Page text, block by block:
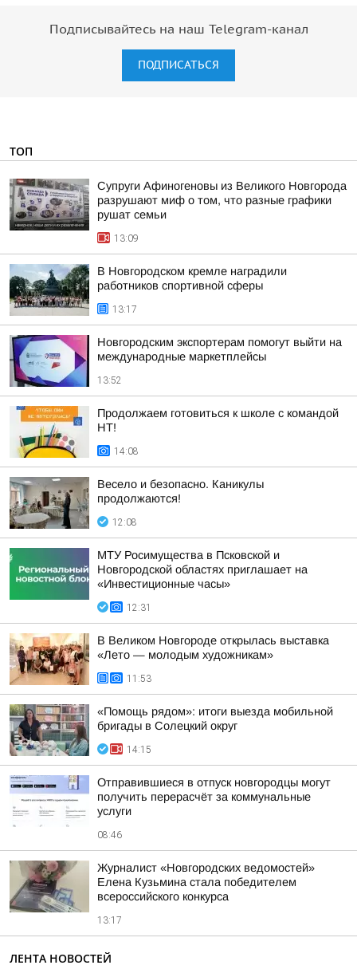
Подписывайтесь на наш Telegram-канал
ПОДПИСАТЬСЯ
ТОП
Супруги Афиногеновы из Великого Новгорода
разрушают миф о том, что разные графики
рушат семьи
13:09
В Новгородском кремле наградили
работников спортивной сферы
13:17
Новгородским экспортерам помогут выйти на
международные маркетплейсы
13:52
Продолжаем готовиться к школе с командой
НТ!
14:08
Весело и безопасно. Каникулы
продолжаются!
12:08
МТУ Росимущества в Псковской и
Новгородской областях приглашает на
«Инвестиционные часы»
12:31
В Великом Новгороде открылась выставка
«Лето — молодым художникам»
11:53
«Помощь рядом»: итоги выезда мобильной
бригады в Солецкий округ
14:15
Отправившиеся в отпуск новгородцы могут
получить перерасчёт за коммунальные
услуги
08:46
Журналист «Новгородских ведомостей»
Елена Кузьмина стала победителем
всероссийского конкурса
13:17
ЛЕНТА НОВОСТЕЙ